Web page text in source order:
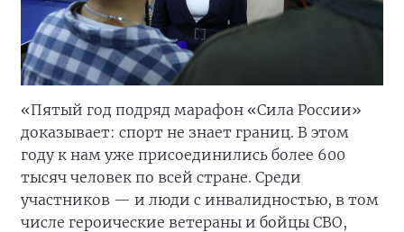
«Пятый год подряд марафон «Сила России»
доказывает: спорт не знает границ. В этом
году к нам уже присоединились более 600
тысяч человек по всей стране. Среди
участников — и люди с инвалидностью, в том
числе героические ветераны и бойцы СВО,